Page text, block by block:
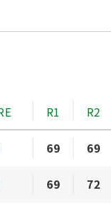
R1 R2
69 69
69 72